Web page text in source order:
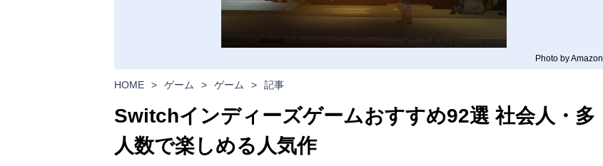
Photo by Amazon
HOME > ゲーム > ゲーム > 記事
Switchインディーズゲームおすすめ92選 社会人・多
人数で楽しめる人気作